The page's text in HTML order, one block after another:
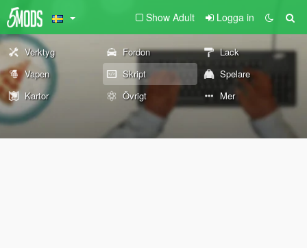
Show Adult Logga in
Verktyg Fordon
Lack
Vapen
Skript
Spelare
Kartor
Övrigt Mer